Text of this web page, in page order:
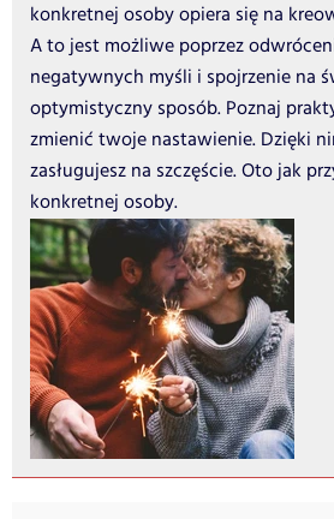
konkretnej osoby opiera się na
A to jest możliwe poprzez
negatywnych myśli i spojrzenie na
optymistyczny sposób. Poznaj
zmienić twoje nastawienie. Dzięki
zasługujesz na szczęście. Oto jak
konkretnej osoby.